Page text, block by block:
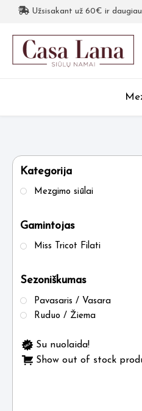
Užsisakant už 60€ ir
Kategorija
Mezgimo siūlai
Gamintojas
Miss Tricot Filati
Sezoniškumas
Pavasaris / Vasara
Ruduo / Žiema
Su nuolaida!
Show out of stock